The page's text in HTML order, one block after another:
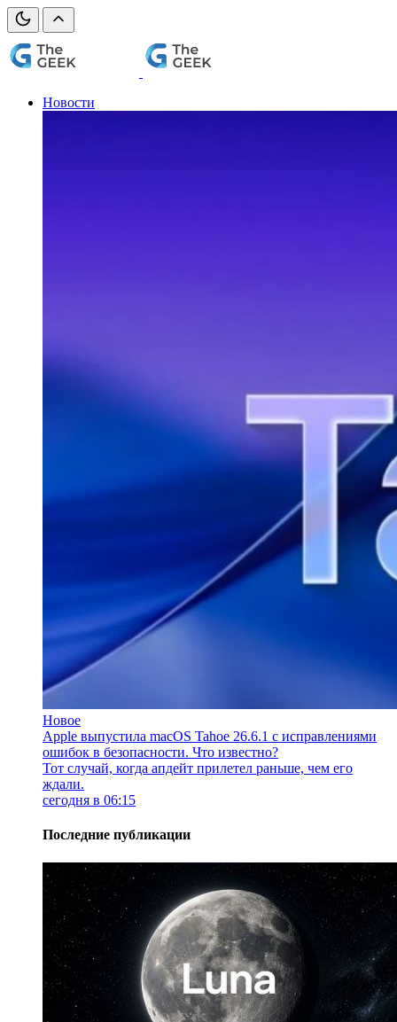
Новости
Новое
Apple выпустила macOS Tahoe 26.6.1 с исправлениями
ошибок в безопасности. Что известно?
Тот случай, когда апдейт прилетел раньше, чем его
ждали.
сегодня в 06:15
Последние публикации